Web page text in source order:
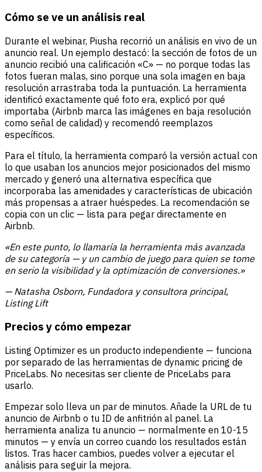
Cómo se ve un análisis real
Durante el webinar, Piusha recorrió un análisis en vivo de un
anuncio real. Un ejemplo destacó: la sección de fotos de un
anuncio recibió una calificación «C» — no porque todas las
fotos fueran malas, sino porque una sola imagen en baja
resolución arrastraba toda la puntuación. La herramienta
identificó exactamente qué foto era, explicó por qué
importaba (Airbnb marca las imágenes en baja resolución
como señal de calidad) y recomendó reemplazos
específicos.
Para el título, la herramienta comparó la versión actual con
lo que usaban los anuncios mejor posicionados del mismo
mercado y generó una alternativa específica que
incorporaba las amenidades y características de ubicación
más propensas a atraer huéspedes. La recomendación se
copia con un clic — lista para pegar directamente en
Airbnb.
«En este punto, lo llamaría la herramienta más avanzada
de su categoría — y un cambio de juego para quien se tome
en serio la visibilidad y la optimización de conversiones.»
— Natasha Osborn, Fundadora y consultora principal,
Listing Lift
Precios y cómo empezar
Listing Optimizer es un producto independiente — funciona
por separado de las herramientas de dynamic pricing de
PriceLabs. No necesitas ser cliente de PriceLabs para
usarlo.
Empezar solo lleva un par de minutos. Añade la URL de tu
anuncio de Airbnb o tu ID de anfitrión al panel. La
herramienta analiza tu anuncio — normalmente en 10-15
minutos — y envía un correo cuando los resultados están
listos. Tras hacer cambios, puedes volver a ejecutar el
análisis para seguir la mejora.